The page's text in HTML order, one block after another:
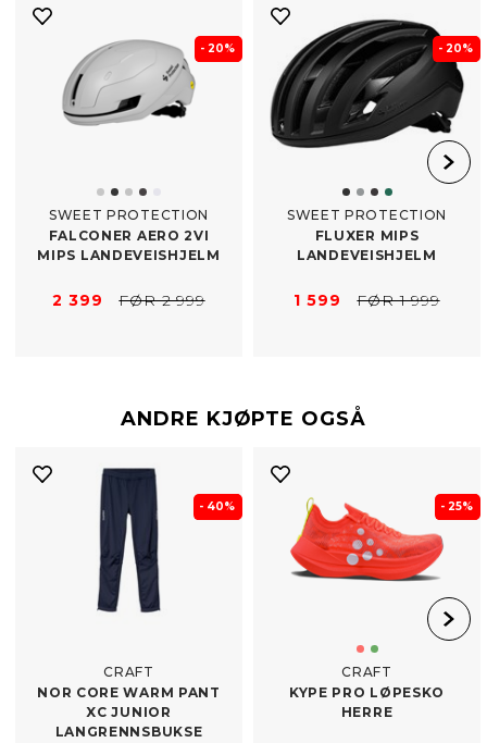
- 20%
SWEET PROTECTION
FALCONER AERO 2VI
MIPS LANDEVEISHJELM
2 399 FØR 2 999
- 20%
SWEET PROTECTION
FLUXER MIPS
LANDEVEISHJELM
1 599 FØR 1 999
ANDRE KJØPTE OGSÅ
- 40%
CRAFT
NOR CORE WARM PANT
XC JUNIOR
LANGRENNSBUKSE
- 25%
CRAFT
KYPE PRO LØPESKO
HERRE